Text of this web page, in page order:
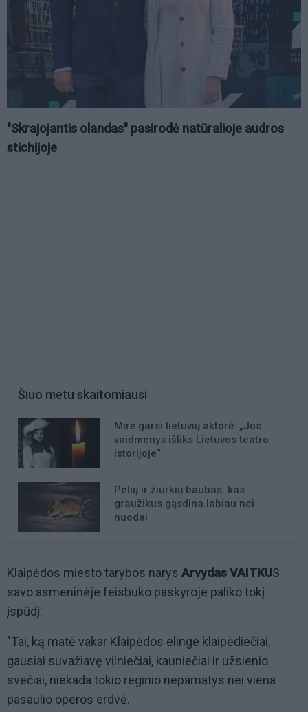
"Skrajojantis olandas" pasirodė natūralioje audros
stichijoje
Šiuo metu skaitomiausi
Mirė garsi lietuvių aktorė: „Jos
vaidmenys išliks Lietuvos teatro
istorijoje“
Pelių ir žiurkių baubas: kas
graužikus gąsdina labiau nei
nuodai
Klaipėdos miesto tarybos narys Arvydas VAITKUS
savo asmeninėje feisbuko paskyroje paliko tokį
įspūdį:
"Tai, ką matė vakar Klaipėdos elinge klaipėdiečiai,
gausiai suvažiavę vilniečiai, kauniečiai ir užsienio
svečiai, niekada tokio reginio nepamatys nei viena
pasaulio operos erdvė.